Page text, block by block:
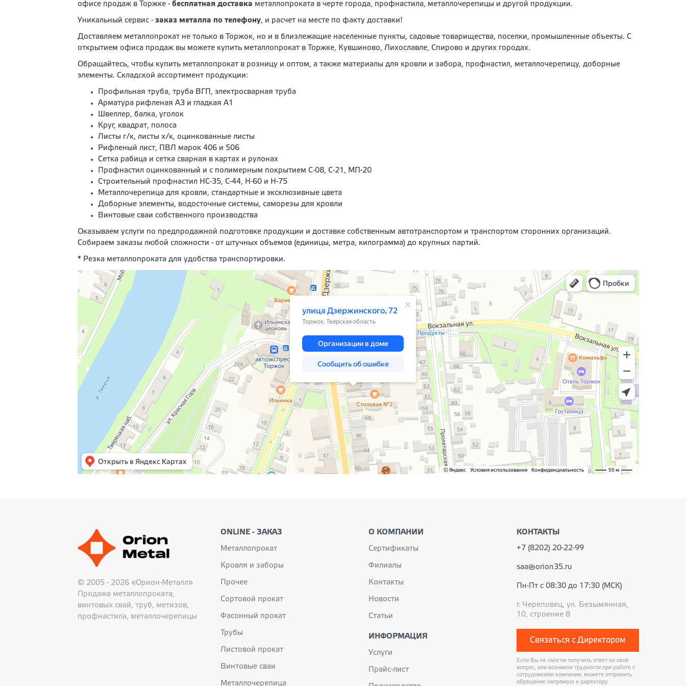
офисе продаж в Торжке - бесплатная доставка металлопроката в черте города, профнастила, металлочерепицы и другой продукции.
Уникальный сервис - заказ металла по телефону, и расчет на месте по факту доставки!
Доставляем металлопрокат не только в Торжок, но и в близлежащие населенные пункты, садовые товарищества, поселки, промышленные объекты. С
открытием офиса продаж вы можете купить металлопрокат в Торжке, Кувшиново, Лихославле, Спирово и других городах.
Обращайтесь, чтобы купить металлопрокат в розницу и оптом, а также материалы для кровли и забора, профнастил, металлочерепицу, доборные
элементы. Складской ассортимент продукции:
Профильная труба, труба ВГП, электросварная труба
Арматура рифленая А3 и гладкая А1
Швеллер, балка, уголок
Круг, квадрат, полоса
Листы г/к, листы х/к, оцинкованные листы
Рифленый лист, ПВЛ марок 406 и 506
Сетка рабица и сетка сварная в картах и рулонах
Профнастил оцинкованный и с полимерным покрытием С-08, С-21, МП-20
Строительный профнастил НС-35, С-44, Н-60 и Н-75
Металлочерепица для кровли, стандартные и эксклюзивные цвета
Доборные элементы, водосточные системы, саморезы для кровли
Винтовые сваи собственного производства
Оказываем услуги по предпродажной подготовке продукции и доставке собственным автотранспортом и транспортом сторонних организаций.
Собираем заказы любой сложности - от штучных объемов (единицы, метра, килограмма) до крупных партий.
* Резка металлопроката для удобства транспортировки.
© 2005 - 2026 «Орион-Металл»
Продажа металлопроката,
винтовых свай, труб, метизов,
профнастила, металлочерепицы
ONLINE - ЗАКАЗ
Металлопрокат
Кровля и заборы
Прочее
Сортовой прокат
Фасонный прокат
Трубы
Листовой прокат
Винтовые сваи
Металлочерепица
О КОМПАНИИ
Сертификаты
Филиалы
Контакты
Новости
Статьи
ИНФОРМАЦИЯ
Услуги
Прайс-лист
КОНТАКТЫ
+7 (8202) 20-22-99
saa@orion35.ru
Пн-Пт с 08:30 до 17:30 (МСК)
г. Череповец, ул. Безымянная,
10, строение 8
Связаться с Директором
Если Вы не смогли получить ответ на свой
вопрос, или возникли трудности при работе с
сотрудниками компании, можете отправить
обращение напрямую к директору